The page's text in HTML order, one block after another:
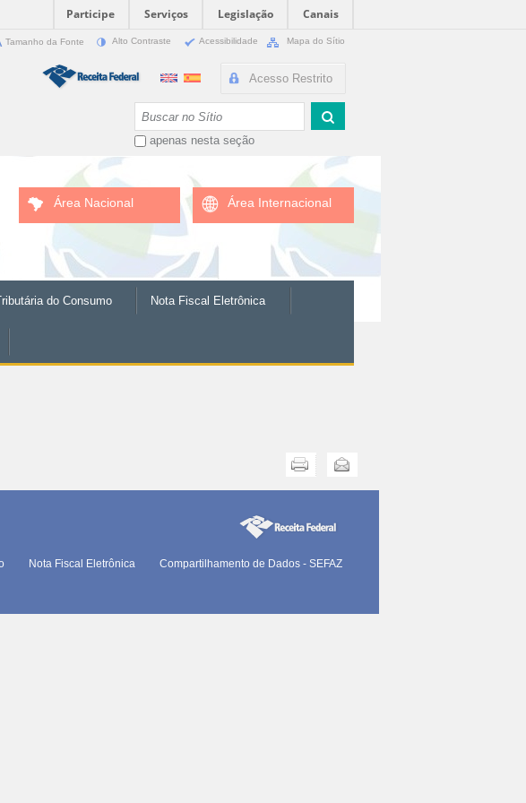
Participe Serviços Legislação
Canais
Tamanho da Fonte Alto Contraste Acessibilidade Mapa do Sítio
Acesso Restrito
apenas nesta seção
Área Nacional Área Internacional
do Consumo Nota Fiscal Eletrônica
Enviar
Nota Fiscal Eletrônica
Compartilhamento de Dados - SEFAZ